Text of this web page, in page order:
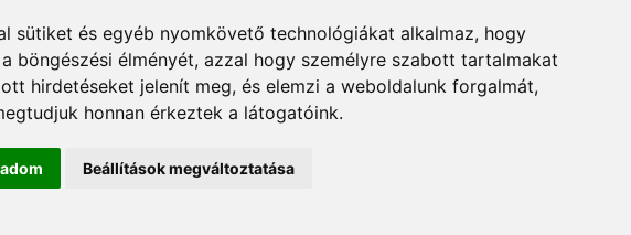
sütiket és egyéb nyomkövető technológiákat alkalmaz, hogy
böngészési élményét, azzal hogy személyre szabott tartalmakat
hirdetéseket jelenít meg, és elemzi a weboldalunk forgalmát,
honnan érkeztek a látogatóink.
Beállítások megváltoztatása